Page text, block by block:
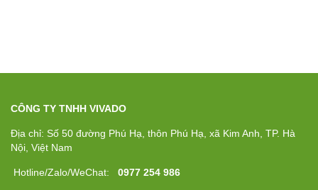
CÔNG TY TNHH VIVADO
Địa chỉ: Số 50 đường Phú Hạ, thôn Phú Hạ, xã Kim Anh, TP. Hà
Nội, Việt Nam
Hotline/Zalo/WeChat: 0977 254 986